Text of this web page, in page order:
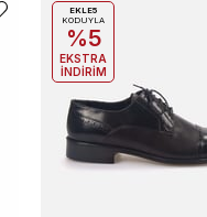
EKLE5
KODUYLA
%5
EKSTRA
İNDİRİM